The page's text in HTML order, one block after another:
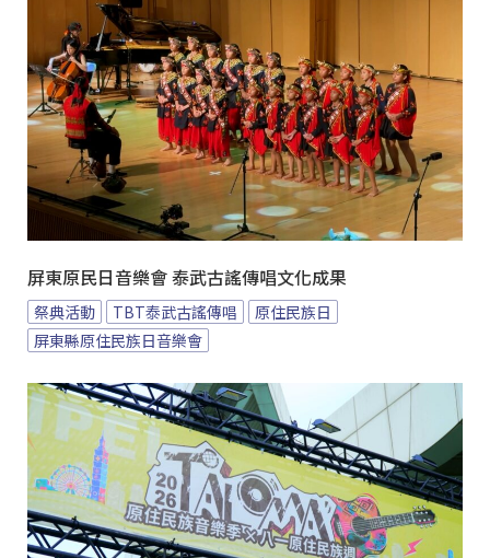
屏東原民日音樂會 泰武古謠傳唱文化成果
祭典活動 TBT泰武古謠傳唱
原住民族日
屏東縣原住民族日音樂會